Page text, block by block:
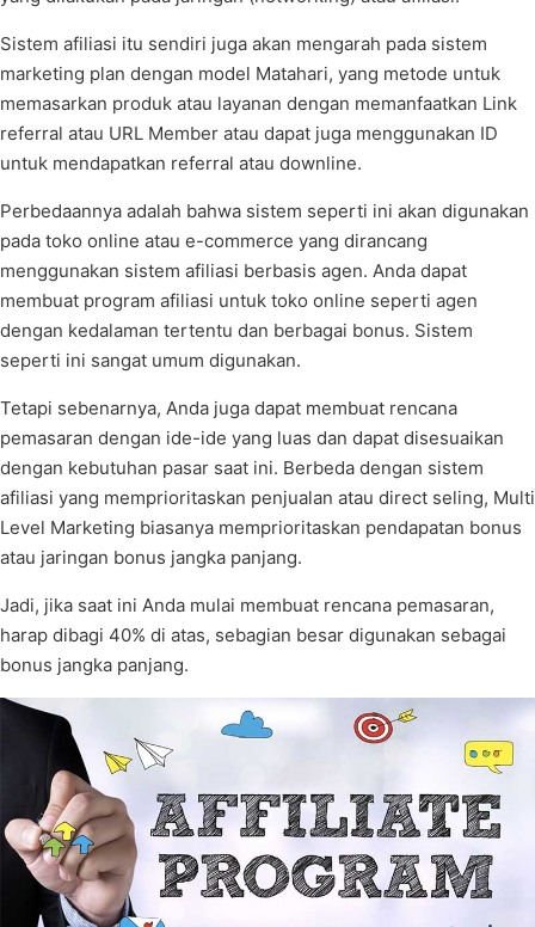
Sistem afiliasi itu sendiri juga akan mengarah pada sistem
marketing plan dengan model Matahari, yang metode untuk
memasarkan produk atau layanan dengan memanfaatkan Link
referral atau URL Member atau dapat juga menggunakan ID
untuk mendapatkan referral atau downline.
Perbedaannya adalah bahwa sistem seperti ini akan digunakan
pada toko online atau e-commerce yang dirancang
menggunakan sistem afiliasi berbasis agen. Anda dapat
membuat program afiliasi untuk toko online seperti agen
dengan kedalaman tertentu dan berbagai bonus. Sistem
seperti ini sangat umum digunakan.
Tetapi sebenarnya, Anda juga dapat membuat rencana
pemasaran dengan ide-ide yang luas dan dapat disesuaikan
dengan kebutuhan pasar saat ini. Berbeda dengan sistem
afiliasi yang memprioritaskan penjualan atau direct seling, Multi
Level Marketing biasanya memprioritaskan pendapatan bonus
atau jaringan bonus jangka panjang.
Jadi, jika saat ini Anda mulai membuat rencana pemasaran,
harap dibagi 40% di atas, sebagian besar digunakan sebagai
bonus jangka panjang.